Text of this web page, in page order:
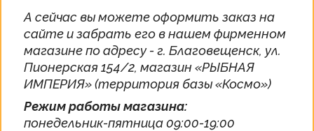
А сейчас вы можете оформить заказ на
сайте и забрать его в нашем фирменном
магазине по адресу - г. Благовещенск, ул.
Пионерская 154/2, магазин «РЫБНАЯ
ИМПЕРИЯ» (территория базы «Космо»)
Режим работы магазина:
понедельник-пятница 09:00-19:00